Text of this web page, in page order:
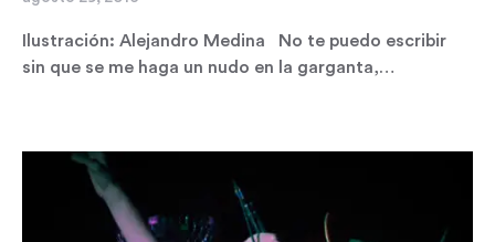
Ilustración: Alejandro Medina No te puedo escribir
sin que se me haga un nudo en la garganta,…